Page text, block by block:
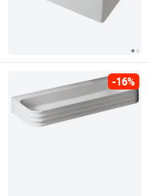
-16%